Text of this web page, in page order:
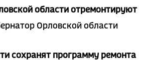
области отремонтируют
Орловской области
сохранят программу ремонта